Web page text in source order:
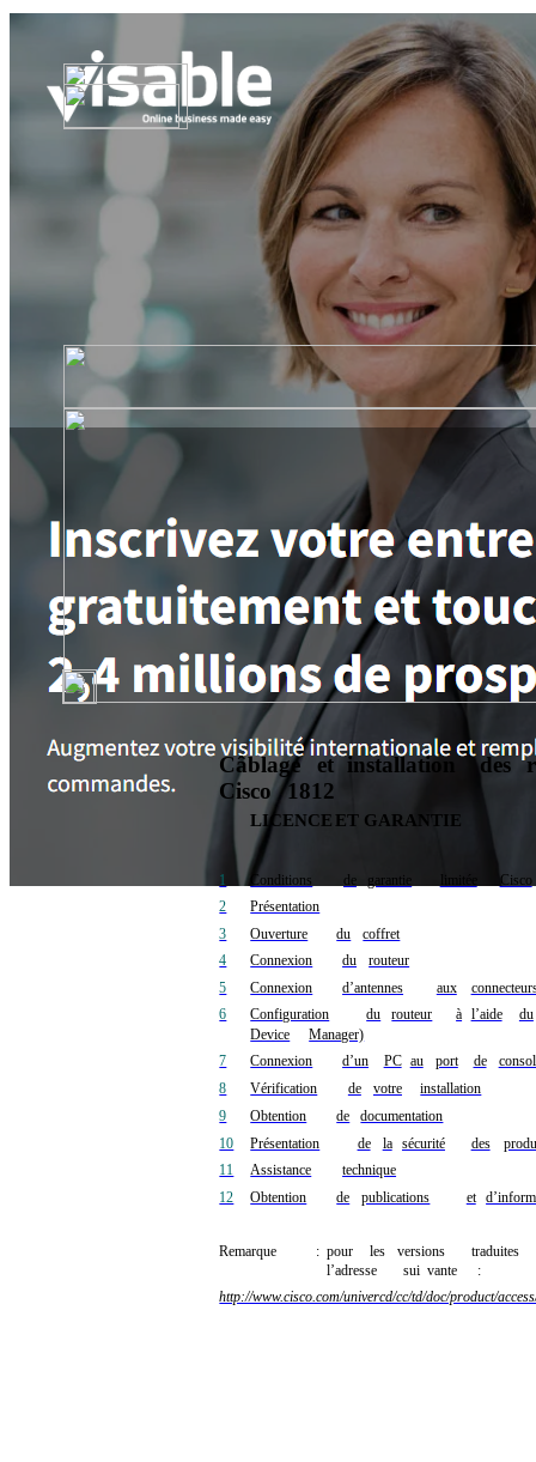
Câblage et installation des
Cisco
1812
LICENCE ET GARANTIE
1 Conditions de garantie limitée
Cisco
2
Présentation
3
Ouverture du
coffret
4
Connexion du
routeur
5
Connexion d’antennes aux
6
Configuration du routeur à l’aide
du
Device
Manager)
7
Connexion d’un PC au port de
8
Vérification de votre
installation
9
Obtention de
documentation
10
Présentation de la sécurité des
11
Assistance
technique
12
Obtention de publications et
Remarque : pour les versions
traduites
l’adresse
sui vante
:
http://www.cisco.com/univercd/cc/td/doc/product/